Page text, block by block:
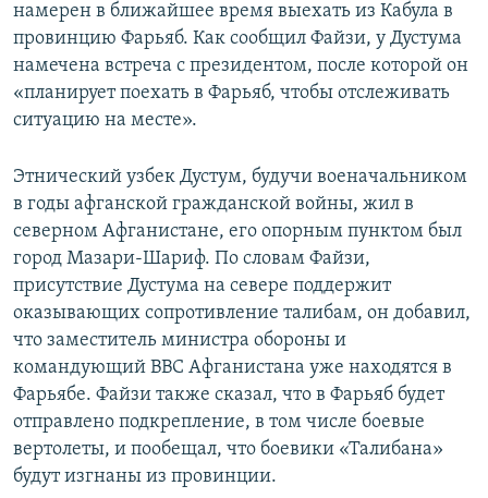
намерен в ближайшее время выехать из Кабула в
провинцию Фарьяб. Как сообщил Файзи, у Дустума
намечена встреча с президентом, после которой он
«планирует поехать в Фарьяб, чтобы отслеживать
ситуацию на месте».
Этнический узбек Дустум, будучи военачальником
в годы афганской гражданской войны, жил в
северном Афганистане, его опорным пунктом был
город Мазари-Шариф. По словам Файзи,
присутствие Дустума на севере поддержит
оказывающих сопротивление талибам, он добавил,
что заместитель министра обороны и
командующий ВВС Афганистана уже находятся в
Фарьябе. Файзи также сказал, что в Фарьяб будет
отправлено подкрепление, в том числе боевые
вертолеты, и пообещал, что боевики «Талибана»
будут изгнаны из провинции.